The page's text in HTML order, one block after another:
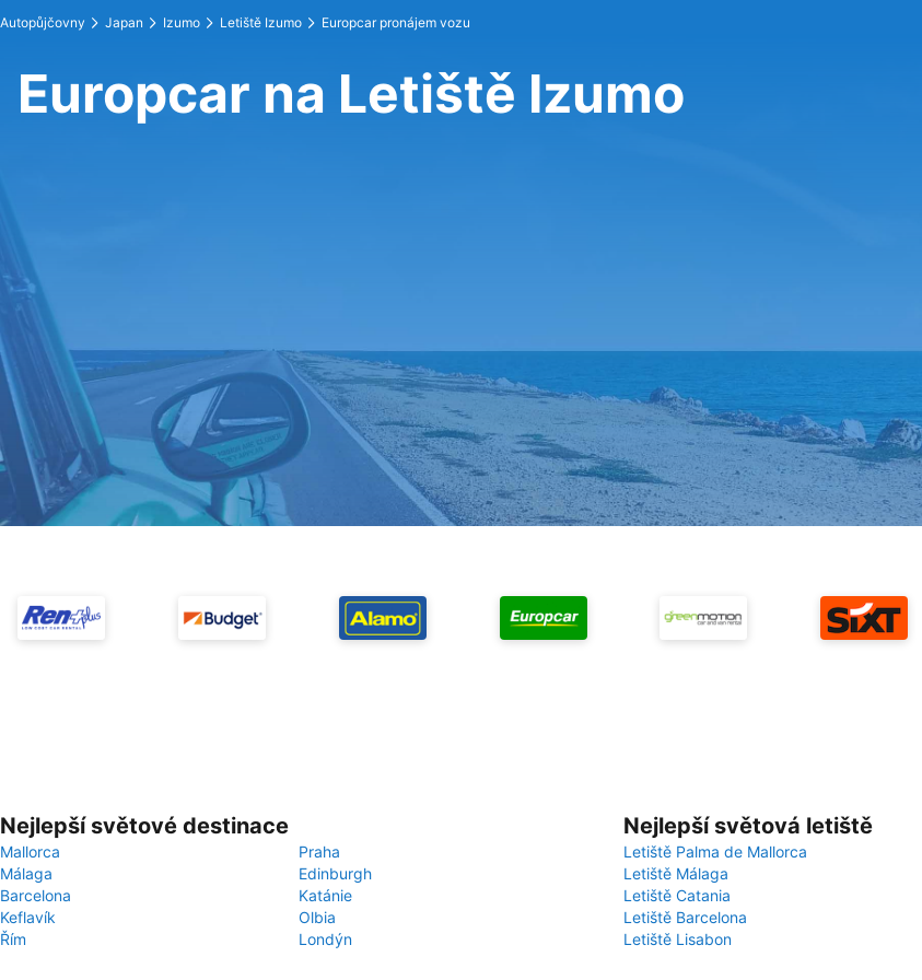
Autopůjčovny Japan Izumo Letiště Izumo Europcar pronájem vozu
Europcar na Letiště Izumo
Nejlepší světové destinace
Mallorca
Praha
Málaga
Edinburgh
Barcelona
Katánie
Keflavík
Olbia
Řím
Londýn
Nejlepší světová letiště
Letiště Palma de Mallorca
Letiště Málaga
Letiště Catania
Letiště Barcelona
Letiště Lisabon